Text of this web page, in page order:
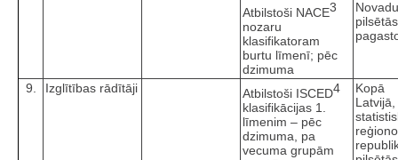
Atbilstoši NACE3
nozaru
klasifikatoram
burtu līmenī; pēc
dzimuma
Novadu
9. Izglītības rādītāji Atbilstoši ISCED4
klasifikācijas 1.
līmenim – pēc
dzimuma, pa
vecuma grupām
Kopā
Latvijā,